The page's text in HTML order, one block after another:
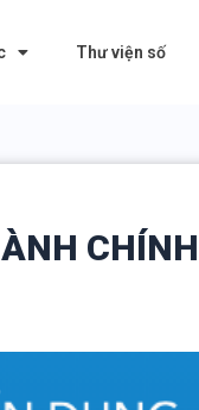
Thư viện số
CHÍNH